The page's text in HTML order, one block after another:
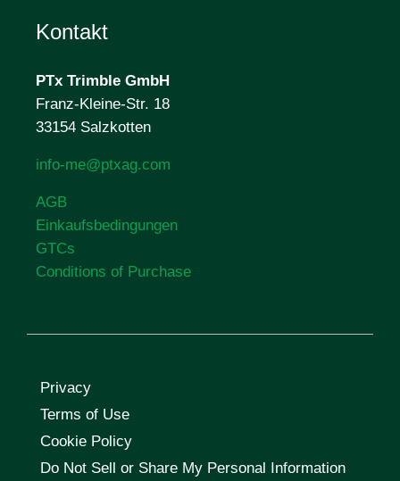
Kontakt
PTx Trimble GmbH
Franz-Kleine-Str. 18
33154 Salzkotten
info-me@ptxag.com
AGB
Einkaufsbedingungen
GTCs
Conditions of Purchase
Privacy
Terms of Use
Cookie Policy
Do Not Sell or Share My Personal Information